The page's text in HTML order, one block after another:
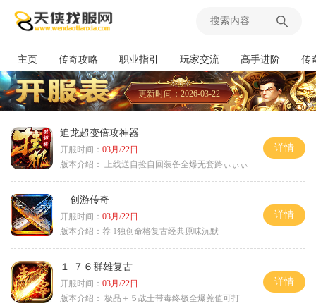
主页 传奇攻略 职业指引 玩家交流 高手进阶 传
更新时间：2026-03-22
追龙超变倍攻神器
开服时间： 03月/22日
版本介绍：
上线送自捡自回装备全爆无套路ぃぃぃ
详情
创游传奇
开服时间： 03月/22日
版本介绍： 荐 1独创命格复古经典原味沉默
详情
１·７６群雄复古
开服时间： 03月/22日
版本介绍： 极品＋５战士带毒终极全爆茺值可打
详情